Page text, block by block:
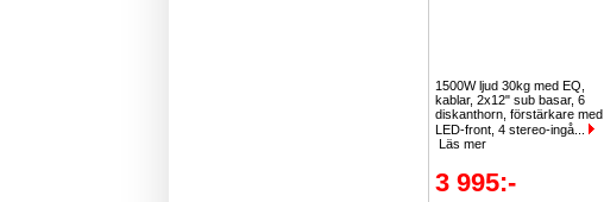
1500W ljud 30kg med EQ,
kablar, 2x12" sub basar, 6
diskanthorn, förstärkare med
LED-front, 4 stereo-ingå...
Läs mer
3 995:-